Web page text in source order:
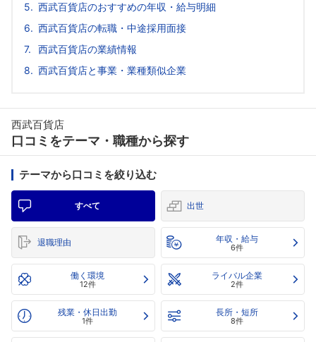
西武百貨店のおすすめの年収・給与明細
西武百貨店の転職・中途採用面接
西武百貨店の業績情報
西武百貨店と事業・業種類似企業
西武百貨店
口コミをテーマ・職種から探す
テーマから口コミを絞り込む
すべて 出世
退職理由 年収・給与
6件
働く環境
12件
ライバル企業
2件
残業・休日出勤
1件
長所・短所
8件